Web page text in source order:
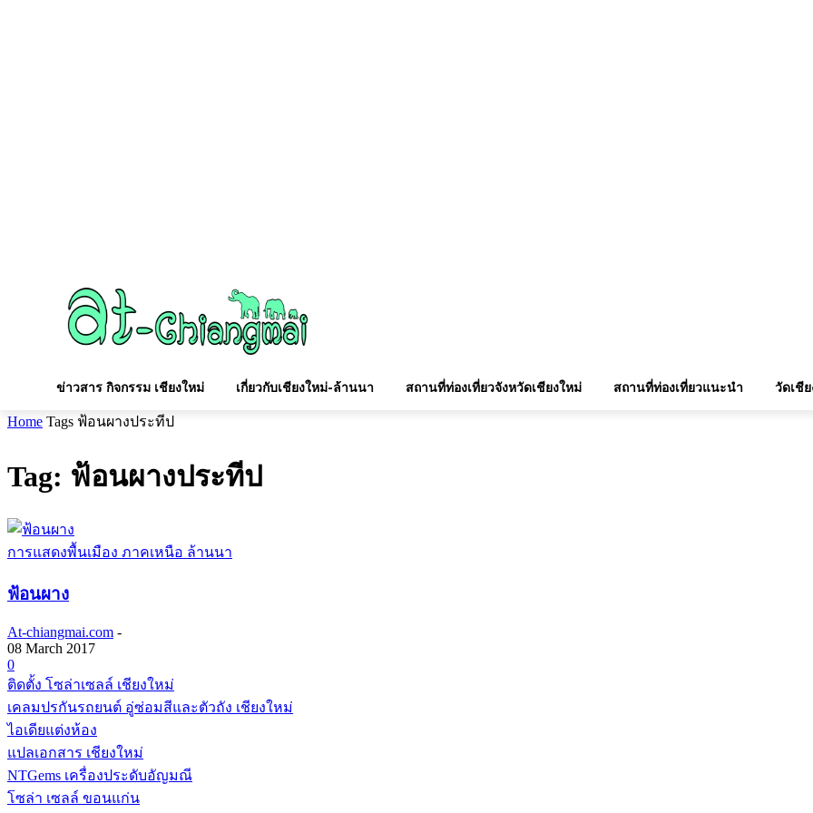
ข่าวสาร กิจกรรม เชียงใหม่ เกี่ยวกับเชียงใหม่-ล้านนา สถานที่ท่องเที่ยวจังหวัดเชียงใหม่ สถานที่ท่องเที่ยวแนะนำ วัดเชี
Home Tags ฟ้อนผางประทีป
Tag: ฟ้อนผางประทีป
การแสดงพื้นเมือง ภาคเหนือ ล้านนา
ฟ้อนผาง
At-chiangmai.com -
08 March 2017
0
ติดตั้ง โซล่าเซลล์ เชียงใหม่
เคลมปรกันรถยนต์ อู่ซ่อมสีและตัวถัง เชียงใหม่
ไอเดียแต่งห้อง
แปลเอกสาร เชียงใหม่
NTGems เครื่องประดับอัญมณี
โซล่า เซลล์ ขอนแก่น